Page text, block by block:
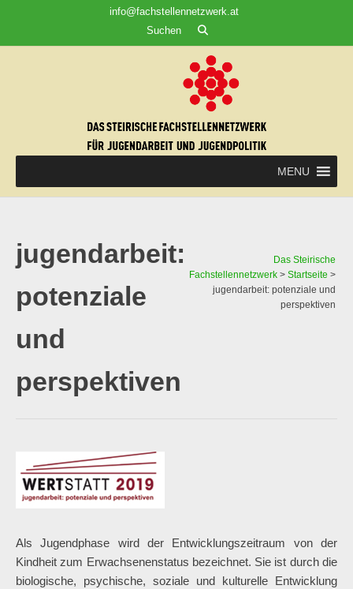
content
info@fachstellennetzwerk.at
Suchen
MENU
jugendarbeit:
potenziale
und
perspektiven
Das Steirische
Fachstellennetzwerk > Startseite >
jugendarbeit: potenziale und
perspektiven
Als Jugendphase wird der Entwicklungszeitraum von der
Kindheit zum Erwachsenenstatus bezeichnet. Sie ist durch die
biologische, psychische, soziale und kulturelle Entwicklung